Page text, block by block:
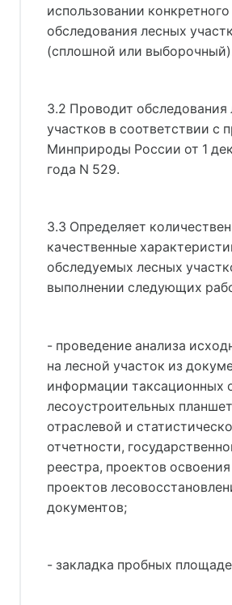
использовании
обследования лесных
(сплошной или
3.2 Проводит обследования
участков в соответствии с
Минприроды России от 1
года N 529.
3.3 Определяет
качественные
обследуемых лесных
выполнении следующих
- проведение анализа
на лесной участок из
информации таксационных
лесоустроительных
отраслевой и
отчетности,
реестра, проектов
проектов
документов;
- закладка пробных